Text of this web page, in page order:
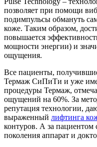
позволяет при помощи
подимпульсы обмануть
коже. Таким образом,
повышается
мощности энергии) и
ощущения.
Все пациенты,
Термаж СиПиТи и уже
процедуры Термаж,
ощущений на 60%. За
репутация технологии,
выраженный лифтинга
контуров. А за пациентом
поколения аппарат и